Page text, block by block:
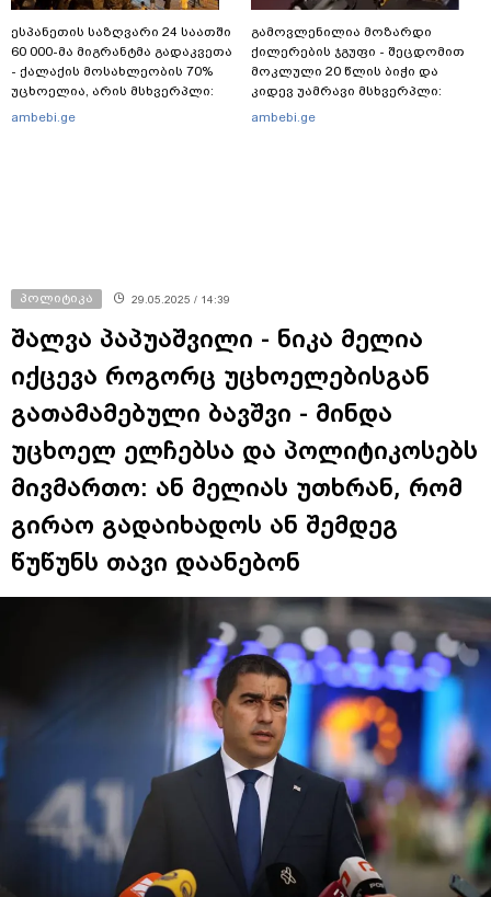
ესპანეთის საზღვარი 24 საათში
60 000-მა მიგრანტმა გადაკვეთა
- ქალაქის მოსახლეობის 70%
უცხოელია, არის მსხვერპლი:
ბოლო ცნობები სეუტადან,
ambebi.ge
გამოვლენილია მოზარდი
ქილერების ჯგუფი - შეცდომით
მოკლული 20 წლის ბიჭი და
კიდევ უამრავი მსხვერპლი:
რომელ ქვეყნამდე მივიდა
ambebi.ge
პოლიტიკა 29.05.2025 / 14:39
შალვა პაპუაშვილი - ნიკა მელია
იქცევა როგორც უცხოელებისგან
გათამამებული ბავშვი - მინდა
უცხოელ ელჩებსა და პოლიტიკოსებს
მივმართო: ან მელიას უთხრან, რომ
გირაო გადაიხადოს ან შემდეგ
წუწუნს თავი დაანებონ